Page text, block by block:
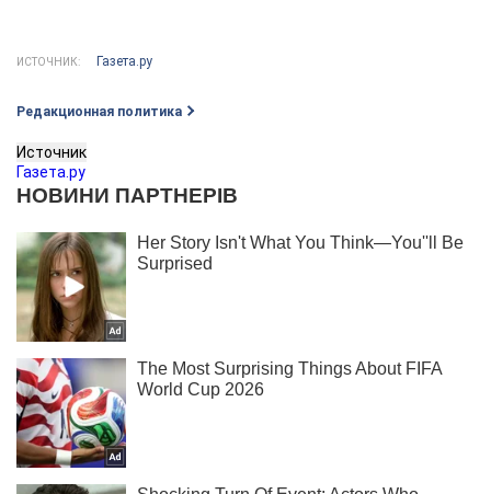
ИСТОЧНИК: Газета.ру
Редакционная политика
Источник
Газета.ру